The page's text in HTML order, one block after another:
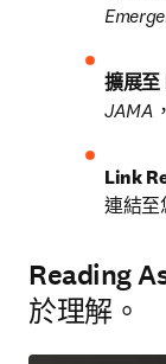
擴展至
JAMA
Link
連結至
Reading
於理解。